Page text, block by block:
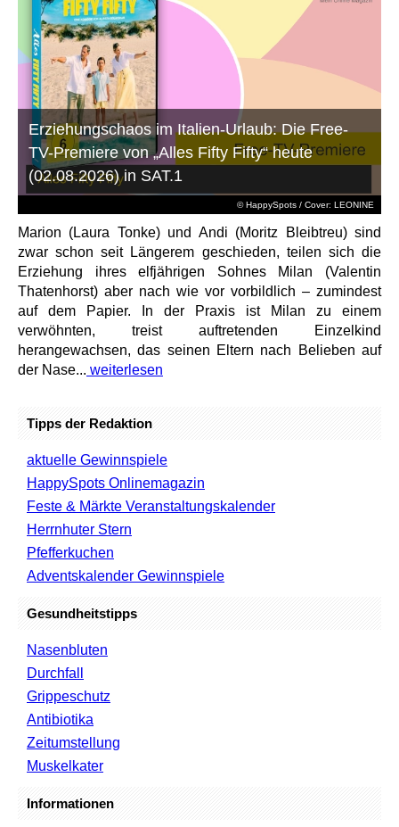
© HappySpots / Cover: LEONINE
Erziehungschaos im Italien-Urlaub: Die Free-
TV-Premiere von „Alles Fifty Fifty“ heute
(02.08.2026) in SAT.1
Marion (Laura Tonke) und Andi (Moritz Bleibtreu) sind
zwar schon seit Längerem geschieden, teilen sich die
Erziehung ihres elfjährigen Sohnes Milan (Valentin
Thatenhorst) aber nach wie vor vorbildlich – zumindest
auf dem Papier. In der Praxis ist Milan zu einem
verwöhnten, treist auftretenden Einzelkind
herangewachsen, das seinen Eltern nach Belieben auf
der Nase... weiterlesen
Tipps der Redaktion
aktuelle Gewinnspiele
HappySpots Onlinemagazin
Feste & Märkte Veranstaltungskalender
Herrnhuter Stern
Pfefferkuchen
Adventskalender Gewinnspiele
Gesundheitstipps
Nasenbluten
Durchfall
Grippeschutz
Antibiotika
Zeitumstellung
Muskelkater
Informationen